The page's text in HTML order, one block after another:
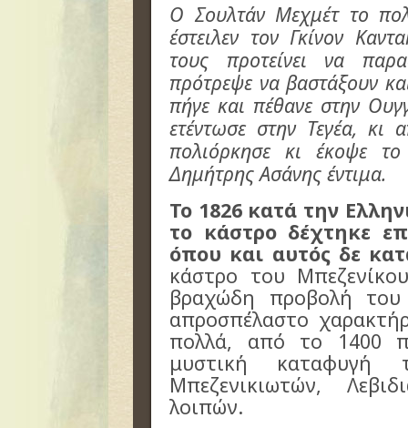
O Σουλτάν Μεχμέτ το
έστειλεν τον Γκίνον
τους προτείνει να
πρότρεψε να βαστάξουν
πήγε και πέθανε στην
ετέντωσε στην Τεγέα,
πολιόρκησε κι έκοψε
Δημήτρης Ασάνης έντιμα.
Το 1826 κατά την
το κάστρο δέχτηκε
όπου και αυτός δε
κάστρο του
βραχώδη προβολή
απροσπέλαστο
πολλά, από το 1400
μυστική καταφυγή
Μπεζενικιωτών,
λοιπών.